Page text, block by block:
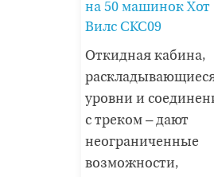
на 50 машинок Хот
Вилс CKC09
Откидная кабина,
уровни и
с треком – дают
неограниченные
возможности,